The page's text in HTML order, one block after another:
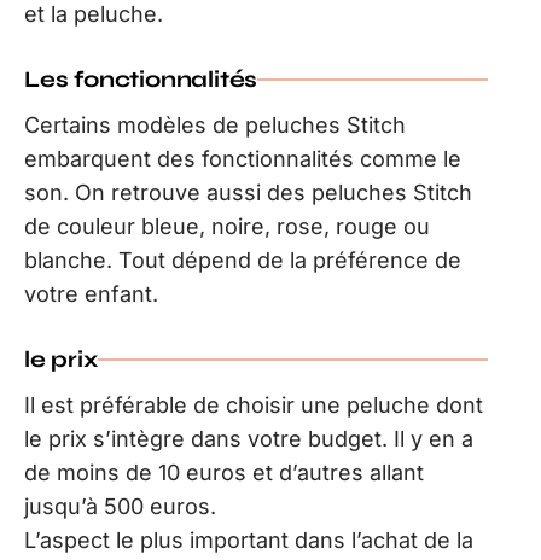
et la peluche.
Les fonctionnalités
Certains modèles de peluches Stitch
embarquent des fonctionnalités comme le
son. On retrouve aussi des peluches Stitch
de couleur bleue, noire, rose, rouge ou
blanche. Tout dépend de la préférence de
votre enfant.
le prix
Il est préférable de choisir une peluche dont
le prix s’intègre dans votre budget. Il y en a
de moins de 10 euros et d’autres allant
jusqu’à 500 euros.
L’aspect le plus important dans l’achat de la